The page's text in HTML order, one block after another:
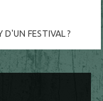
D'UN FESTIVAL ?